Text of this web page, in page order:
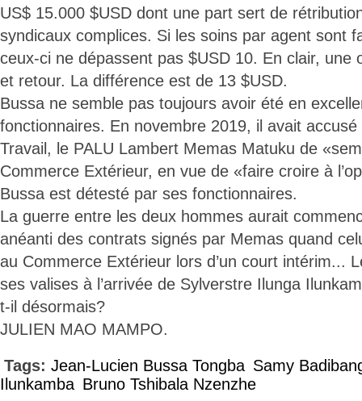
US$ 15.000 $USD dont une part sert de
syndicaux complices. Si les soins par agent sont
ceux-ci ne dépassent pas $USD 10. En clair, une
et retour. La différence est de 13 $USD.
Bussa ne semble pas toujours avoir été en
fonctionnaires. En novembre 2019, il avait
Travail, le PALU Lambert Memas Matuku de
Commerce Extérieur, en vue de «faire croire à
Bussa est détesté par ses fonctionnaires.
La guerre entre les deux hommes aurait
anéanti des contrats signés par Memas quand
au Commerce Extérieur lors d’un court intérim...
ses valises à l’arrivée de Sylverstre Ilunga
t-il désormais?
JULIEN MAO MAMPO.
Tags: Jean-Lucien Bussa Tongba Samy
Ilunkamba Bruno Tshibala Nzenzhe